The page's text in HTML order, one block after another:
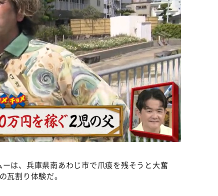
は、兵庫県南あわじ市で爪痕を残そうと大奮
瓦割り体験だ。